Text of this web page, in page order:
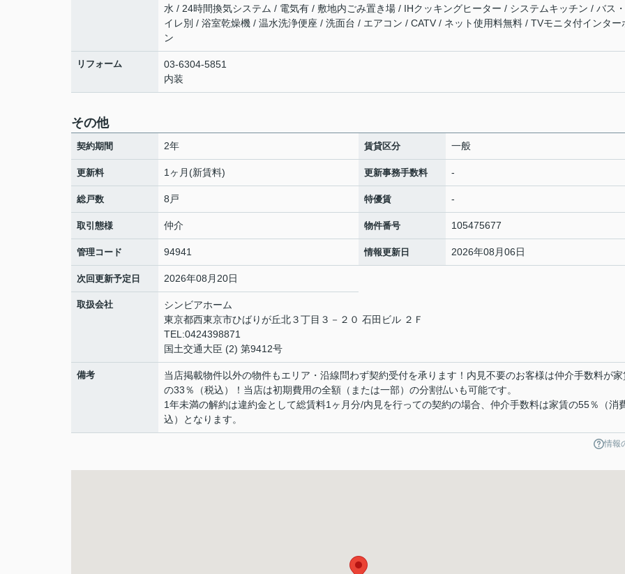
水 / 24時間換気システム / 電気有 / 敷地内ごみ置き場 / IHクッキングヒーター / システムキッチン / バス
イレ別 / 浴室乾燥機 / 温水洗浄便座 / 洗面台 / エアコン / CATV / ネット使用料無料 / TVモニタ付インター
ン
リフォーム
03-6304-5851
内装
その他
契約期間 2年 賃貸区分 一般
更新料 1ヶ月(新賃料) 更新事務手数料 -
総戸数 8戸 特優賃 -
取引態様 仲介 物件番号 105475677
管理コード 94941 情報更新日 2026年08月06日
次回更新予定日 2026年08月20日
取扱会社
シンビアホーム
東京都西東京市ひばりが丘北３丁目３－２０ 石田ビル ２Ｆ
TEL:0424398871
国土交通大臣 (2) 第9412号
備考
当店掲載物件以外の物件もエリア・沿線問わず契約受付を承ります！内見不要のお客様は仲介手数料が家
の33％（税込）！当店は初期費用の全額（または一部）の分割払いも可能です。
1年未満の解約は違約金として総賃料1ヶ月分/内見を行っての契約の場合、仲介手数料は家賃の55％（消
込）となります。
情報